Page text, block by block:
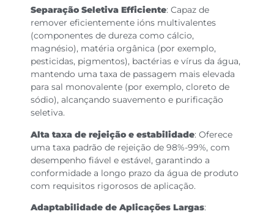
Separação Seletiva Efficiente: Capaz de
remover eficientemente ións multivalentes
(componentes de dureza como cálcio,
magnésio), matéria orgânica (por exemplo,
pesticidas, pigmentos), bactérias e vírus da água,
mantendo uma taxa de passagem mais elevada
para sal monovalente (por exemplo, cloreto de
sódio), alcançando suavemento e purificação
seletiva.
Alta taxa de rejeição e estabilidade: Oferece
uma taxa padrão de rejeição de 98%-99%, com
desempenho fiável e estável, garantindo a
conformidade a longo prazo da água de produto
com requisitos rigorosos de aplicação.
Adaptabilidade de Aplicações Largas: